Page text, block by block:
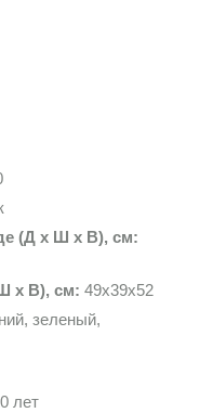
(Д х Ш х В), см:
х В), см: 49х39х52
зеленый,
лет